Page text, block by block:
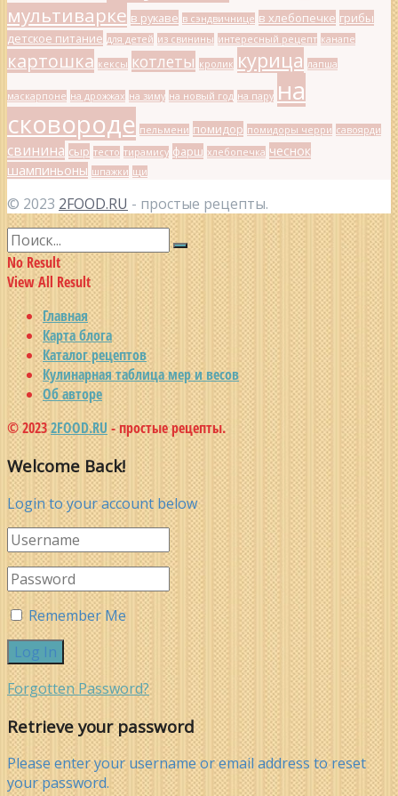
мультиварке в рукаве в сэндвичнице в хлебопечке грибы
детское питание для детей из свинины интересный рецепт канапе
картошка кексы котлеты кролик курица лапша
маскарпоне на дрожжах на зиму на новый год на пару на
сковороде пельмени помидор помидоры черри савоярди
свинина сыр тесто тирамису фарш хлебопечка чеснок
шампиньоны шпажки щи
© 2023 2FOOD.RU - простые рецепты.
No Result
View All Result
Главная
Карта блога
Каталог рецептов
Кулинарная таблица мер и весов
Об авторе
© 20232FOOD.RU - простые рецепты.
Welcome Back!
Login to your account below
Remember Me
Forgotten Password?
Retrieve your password
Please enter your username or email address to reset
your password.